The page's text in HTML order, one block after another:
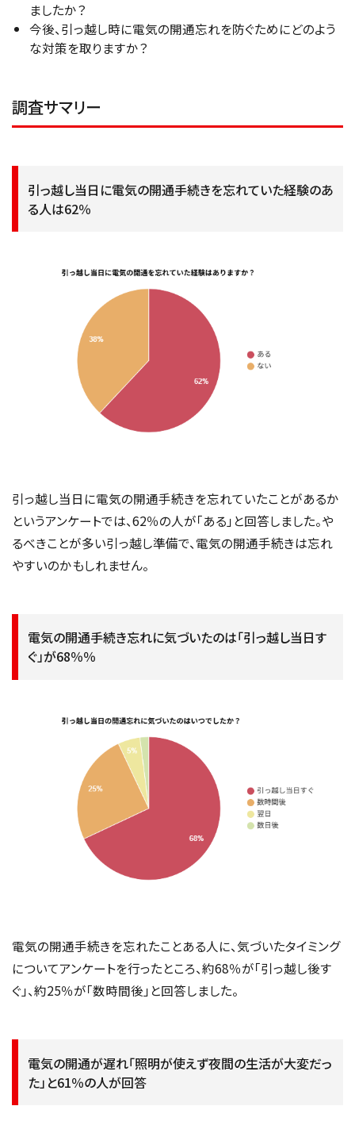
ましたか？
今後、引っ越し時に電気の開通忘れを防ぐためにどのよう
な対策を取りますか？
調査サマリー
引っ越し当日に電気の開通手続きを忘れていた経験のあ
る人は62％
引っ越し当日に電気の開通手続きを忘れていたことがあるか
というアンケートでは、62％の人が「ある」と回答しました。や
るべきことが多い引っ越し準備で、電気の開通手続きは忘れ
やすいのかもしれません。
電気の開通手続き忘れに気づいたのは「引っ越し当日す
ぐ」が68％％
電気の開通手続きを忘れたことある人に、気づいたタイミング
についてアンケートを行ったところ、約68％が「引っ越し後す
ぐ」、約25％が「数時間後」と回答しました。
電気の開通が遅れ「照明が使えず夜間の生活が大変だっ
た」と61％の人が回答